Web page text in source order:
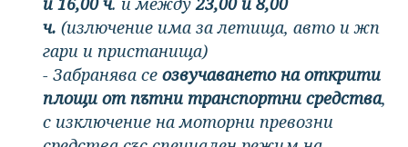
ч. (излючение има за летища, авто и жп
гари и пристанища)
- Забранява се озвучаването на открити
площи от пътни транспортни средства,
с изключение на моторни превозни